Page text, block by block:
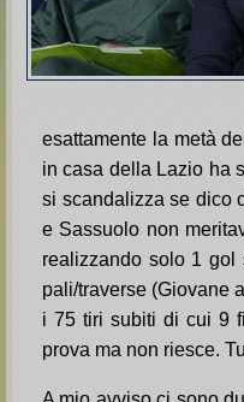
esattamente la metà
in casa della Lazio ha
si scandalizza se dico
e Sassuolo non
realizzando solo 1
pali/traverse (Giovane
i 75 tiri subiti di cui 9
prova ma non riesce.